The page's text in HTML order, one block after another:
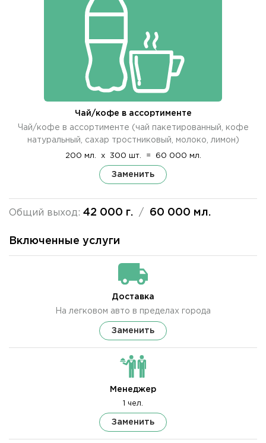
Чай/кофе в ассортименте
Чай/кофе в ассортименте (чай пакетированный, кофе
натуральный, сахар тростниковый, молоко, лимон)
200 мл. x 300 шт. = 60 000 мл.
Заменить
Общий выход: 42 000 г. / 60 000 мл.
Включенные услуги
Доставка
На легковом авто в пределах города
Заменить
Менеджер
1 чел.
Заменить